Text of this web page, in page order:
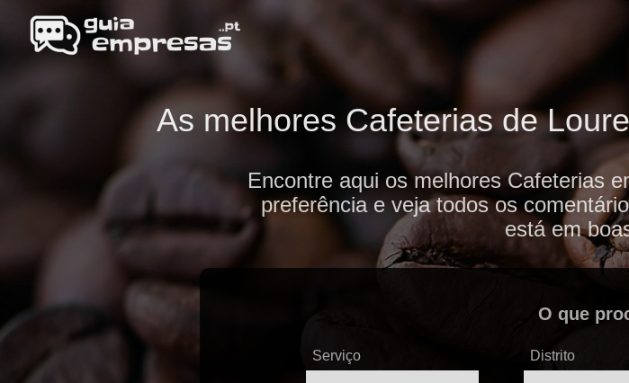
As melhores Cafeterias de
Encontre aqui os melhores Cafeterias
preferência e veja todos os
está em
O que
Serviço Distrito